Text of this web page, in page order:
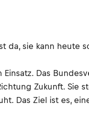
da, sie kann heute
Das
Zukunft. Sie
Das Ziel ist es,